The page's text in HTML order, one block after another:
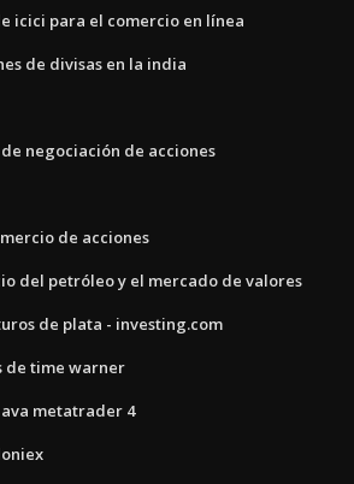
icici para el comercio en línea
de divisas en la india
negociación de acciones
de acciones
del petróleo y el mercado de valores
de plata - investing.com
de time warner
metatrader 4